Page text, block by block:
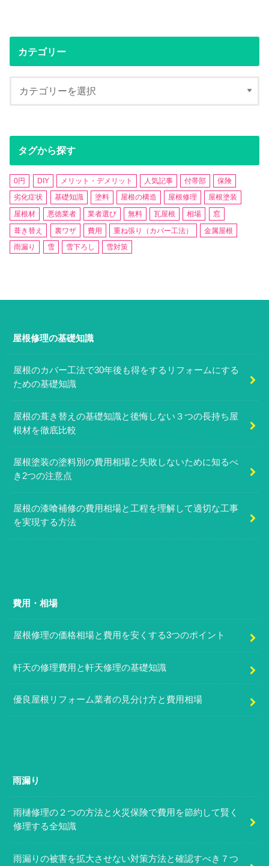
カテゴリー
タグから探す
0円 DIY メリット・デメリット 人気記事 付帯部
保険
劣化症状
基礎知識 塗料 屋根の構造 屋根修理
屋根塗装
屋根材
悪徳業者 業者選び 無料 瓦屋根 相場
窓
葺き替え
裏ワザ 費用 重ね張り（カバー工法）
金属屋根
雨漏り
雪 雪下ろし 雪対策
屋根修理の基礎知識
屋根のカバー工法で30年後も得をするリフォームにする
ための基礎知識
屋根の葺き替えの基礎知識と後悔しない３つの長持ち屋
根材を徹底比較
屋根塗装の塗料別の費用相場と失敗しないために知るべ
き2つの注意点
屋根の漆喰補修の費用相場と工程を理解して適切な工事
を実現する方法
費用・相場
屋根修理の価格相場と費用を安くする3つのポイント
軒天の修理費用と軒天修理の基礎知識
優良屋根リフォーム業者の見分け方と費用相場
雨漏り
雨樋修理の２つの方法と火災保険で費用を節約して賢く
修理する全知識
雨漏りの被害を拡大させない対策方法と確認すべき７つ